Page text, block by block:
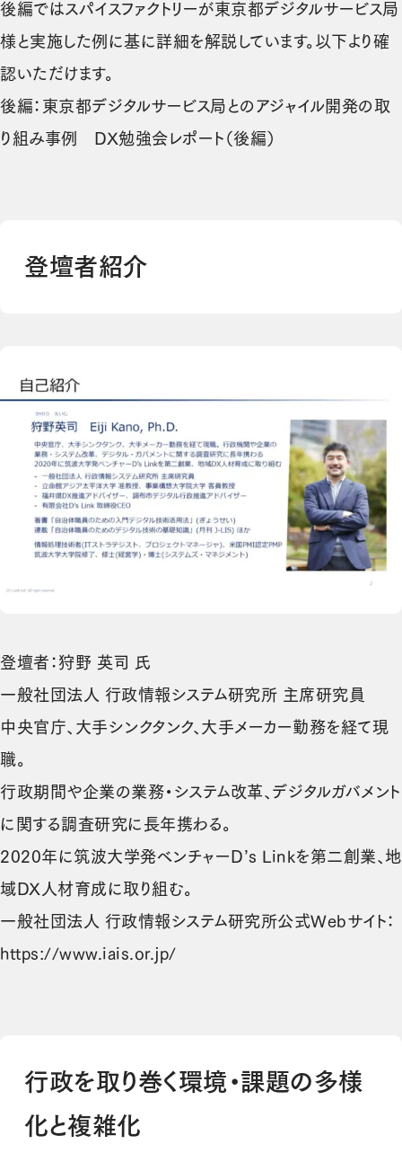
後編ではスパイスファクトリーが東京都デジタルサービス局
様と実施した例に基に詳細を解説しています。以下より確
認いただけます。
後編： 東京都デジタルサービス局とのアジャイル開発の取
り組み事例 DX勉強会レポート（後編）
登壇者紹介
登壇者：狩野 英司 氏
一般社団法人 行政情報システム研究所 主席研究員
中央官庁、大手シンクタンク、大手メーカー勤務を経て現
職。
行政期間や企業の業務・システム改革、デジタルガバメント
に関する調査研究に長年携わる。
2020年に筑波大学発ベンチャーD’s Linkを第二創業、地
域DX人材育成に取り組む。
一般社団法人 行政情報システム研究所公式Webサイト：
https://www.iais.or.jp/
行政を取り巻く環境・課題の多様
化と複雑化